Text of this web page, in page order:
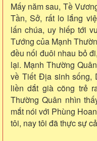
Mấy năm sau, Tề
Tần, Sở, rất lo lắng
lấn chúa, uy hiếp tới
Tướng của Mạnh
đều nối đuôi nhau bỏ
lại. Mạnh Thường
về Tiết Địa sinh sống,
liền dắt già cõng trẻ
Thường Quân nhìn
mắt nói với Phùng
tôi, nay tôi đã thực sự